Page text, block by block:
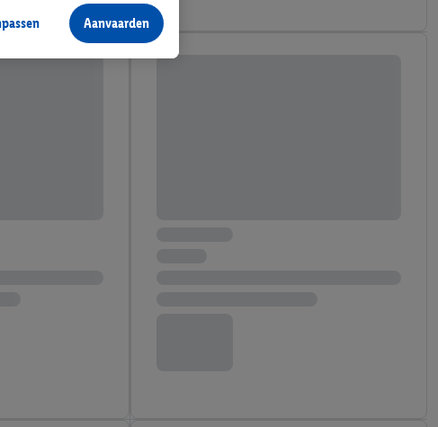
voor producten waarin
toe te voegen, maar het
als er met behulp
Aanvaarden